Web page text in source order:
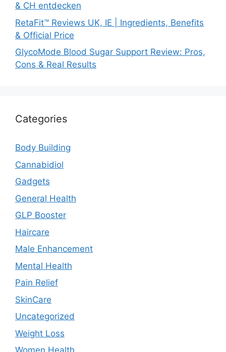
& CH entdecken
RetaFit™ Reviews UK, IE | Ingredients, Benefits
& Official Price
GlycoMode Blood Sugar Support Review: Pros,
Cons & Real Results
Categories
Body Building
Cannabidiol
Gadgets
General Health
GLP Booster
Haircare
Male Enhancement
Mental Health
Pain Relief
SkinCare
Uncategorized
Weight Loss